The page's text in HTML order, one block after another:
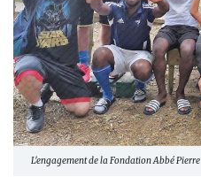
L'engagement de la Fondation Abbé Pierre